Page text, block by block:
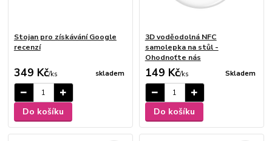
Stojan pro získávání Google
recenzí
349 Kč/ks skladem
Do košíku
3D voděodolná NFC
samolepka na stůl -
Ohodnoťte nás
149 Kč/ks Skladem
Do košíku